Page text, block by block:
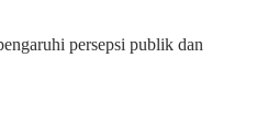
persepsi publik dan